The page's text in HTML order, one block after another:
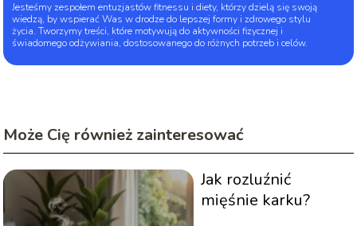
Jesteśmy zespołem entuzjastów fitnessu i diety, którzy dzielą się swoją
wiedzą, by wspierać Was w drodze do lepszej formy i zdrowego stylu
życia. Tworzymy treści, które motywują do aktywności fizycznej i
świadomego odżywiania, dostosowanego do różnych potrzeb i celów.
Może Cię również zainteresować
Jak rozluźnić
mięśnie karku?